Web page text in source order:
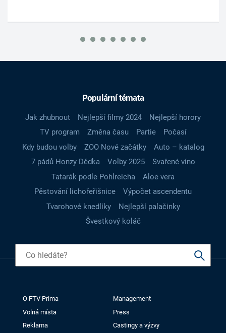
Populární témata
Jak zhubnout Nejlepší filmy 2024
Nejlepší horory
TV program
Změna času Partie
Počasí
Kdy budou volby
ZOO Nové začátky
Auto – katalog
7 pádů Honzy Dědka
Volby 2025
Svařené víno
Tatarák podle Pohlreicha
Aloe vera
Pěstování lichořeřišnice
Výpočet ascendentu
Tvarohové knedlíky
Nejlepší palačinky
Švestkový koláč
O FTV Prima
Management
Volná místa
Press
Reklama
Castingy a výzvy